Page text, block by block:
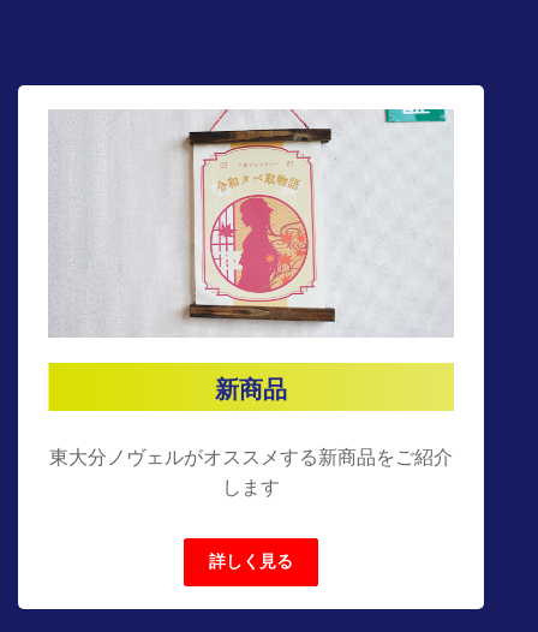
新商品
東大分ノヴェルがオススメする新商品をご紹介
します
詳しく見る